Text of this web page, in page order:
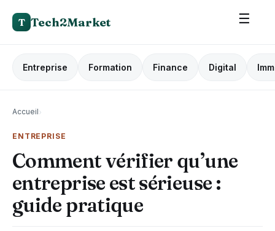
T Tech2Market ☰
Entreprise Formation Finance Digital
Accueil›
ENTREPRISE
Comment vérifier qu’une
entreprise est sérieuse :
guide pratique